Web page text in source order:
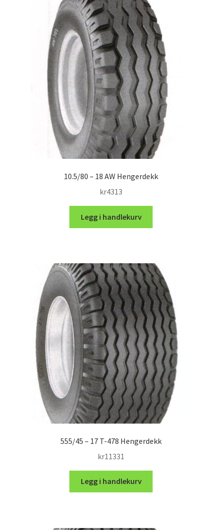
10.5/80 – 18 AW Hengerdekk
kr4313
Legg i handlekurv
555/45 – 17 T-478 Hengerdekk
kr11331
Legg i handlekurv